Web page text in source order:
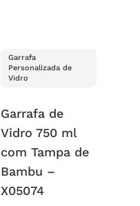
Garrafa
Personalizada de
Vidro
Garrafa de
Vidro 750 ml
com Tampa de
Bambu –
X05074